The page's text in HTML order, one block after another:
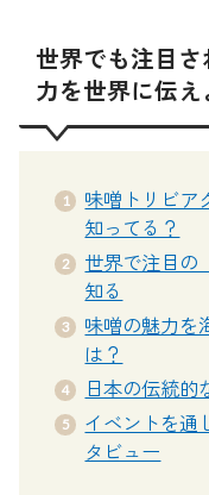
世界でも注目
力を世界に伝え
味噌トリビア
知ってる？
世界で注目の
知る
味噌の魅力を
は？
日本の伝統的
イベントを通
タビュー